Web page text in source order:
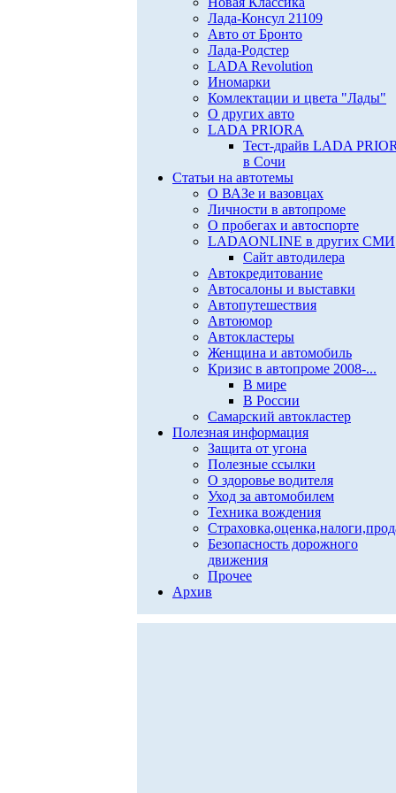
Лада-Консул 21109
Авто от Бронто
Лада-Родстер
LADA Revolution
Иномарки
Комлектации и цвета "Лады"
О других авто
LADA PRIORA
Тест-драйв LADA
в Сочи
Статьи на автотемы
О ВАЗе и вазовцах
Личности в автопроме
О пробегах и автоспорте
LADAONLINE в других СМИ
Сайт автодилера
Автокредитование
Автосалоны и выставки
Автопутешествия
Автоюмор
Автокластеры
Женщина и автомобиль
Кризис в автопроме 2008-...
В мире
В России
Самарский автокластер
Полезная информация
Защита от угона
Полезные ссылки
О здоровье водителя
Уход за автомобилем
Техника вождения
Безопасность дорожного
движения
Прочее
Архив